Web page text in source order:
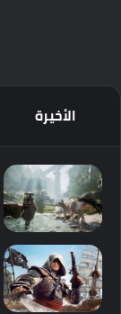
الأخيرة